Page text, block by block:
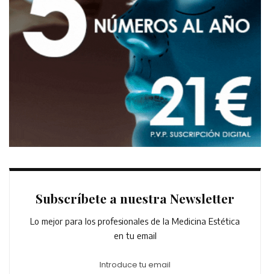
Subscríbete a nuestra Newsletter
Lo mejor para los profesionales de la Medicina Estética
en tu email